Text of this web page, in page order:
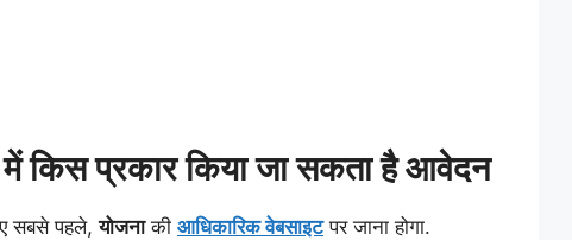
में किस प्रकार किया जा सकता है आवेदन
सबसे पहले,योजनाकी आधिकारिक वेबसाइटपर जाना होगा.